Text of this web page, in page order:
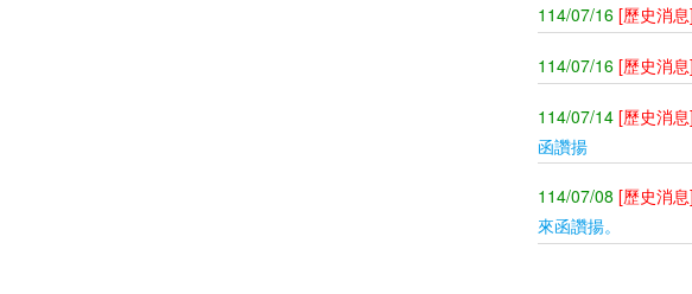
114/07/16 [歷史消息]
114/07/16 [歷史消息]
114/07/14 [歷史消息]
函讚揚
114/07/08 [歷史消息]
來函讚揚。